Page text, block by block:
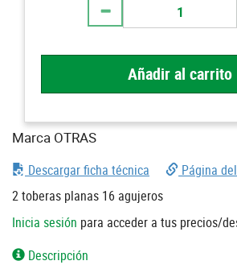
Añadir al carrito
Marca OTRAS
Descargar ficha técnica
Página
2 toberas planas 16 agujeros
Inicia sesión para acceder a tus precios/
Descripción